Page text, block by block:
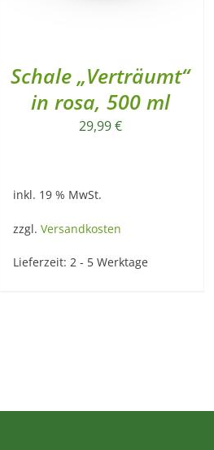
Schale „Verträumt“
in rosa, 500 ml
29,99€
inkl. 19 % MwSt.
zzgl. Versandkosten
Lieferzeit: 2 - 5 Werktage